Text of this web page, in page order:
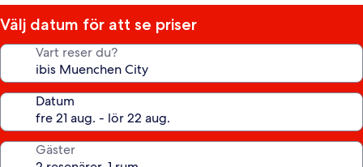
Välj datum för att se priser
Vart reser du?
Datum
Gäster